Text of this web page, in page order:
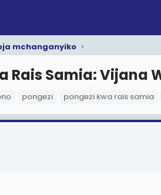
mchanganyiko
Rais Samia: Vijana
pongezi pongezi kwa rais samia